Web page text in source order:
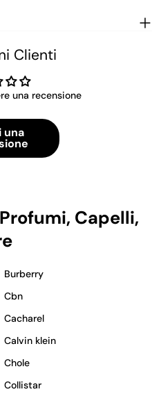
Clienti
una recensione
una
Capelli,
Burberry
Cbn
Cacharel
Calvin klein
Chole
Collistar